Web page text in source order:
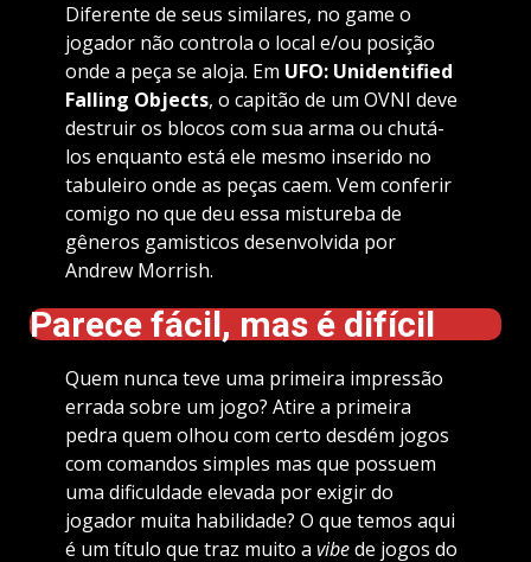
Diferente de seus similares, no game o
jogador não controla o local e/ou posição
onde a peça se aloja. Em UFO: Unidentified
Falling Objects, o capitão de um OVNI deve
destruir os blocos com sua arma ou chutá-
los enquanto está ele mesmo inserido no
tabuleiro onde as peças caem. Vem conferir
comigo no que deu essa mistureba de
gêneros gamisticos desenvolvida por
Andrew Morrish.
Parece fácil, mas é difícil
Quem nunca teve uma primeira impressão
errada sobre um jogo? Atire a primeira
pedra quem olhou com certo desdém jogos
com comandos simples mas que possuem
uma dificuldade elevada por exigir do
jogador muita habilidade? O que temos aqui
é um título que traz muito a vibede jogos do